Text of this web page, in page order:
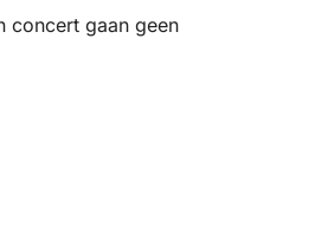
concert gaan geen